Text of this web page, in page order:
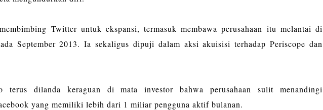
Twitter untuk ekspansi, termasuk membawa perusahaan itu melantai di
September 2013. Ia sekaligus dipuji dalam aksi akuisisi terhadap Periscope dan
terus dilanda keraguan di mata investor bahwa perusahaan sulit menandingi
yang memiliki lebih dari 1 miliar pengguna aktif bulanan.